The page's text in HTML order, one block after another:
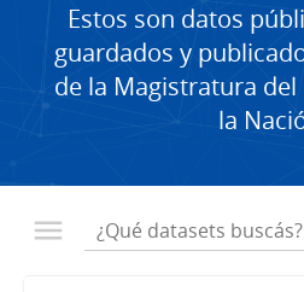
Estos son datos
guardados y
de la Magistratura del
la